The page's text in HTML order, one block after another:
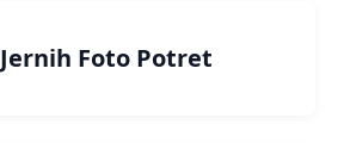
Jernih Foto Potret